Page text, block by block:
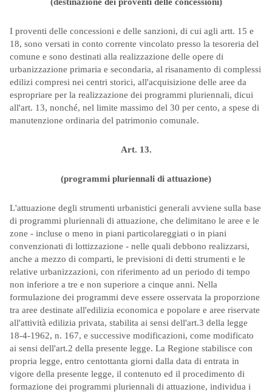
I proventi delle concessioni e delle sanzioni, di cui agli artt. 15 e
18, sono versati in conto corrente vincolato presso la tesoreria del
comune e sono destinati alla realizzazione delle opere di
urbanizzazione primaria e secondaria, al risanamento di complessi
edilizi compresi nei centri storici, all'acquisizione delle aree da
espropriare per la realizzazione dei programmi pluriennali, dicui
all'art. 13, nonché, nel limite massimo del 30 per cento, a spese di
manutenzione ordinaria del patrimonio comunale.
Art. 13.
(programmi pluriennali di attuazione)
L'attuazione degli strumenti urbanistici generali avviene sulla base
di programmi pluriennali di attuazione, che delimitano le aree e le
zone - incluse o meno in piani particolareggiati o in piani
convenzionati di lottizzazione - nelle quali debbono realizzarsi,
anche a mezzo di comparti, le previsioni di detti strumenti e le
relative urbanizzazioni, con riferimento ad un periodo di tempo
non inferiore a tre e non superiore a cinque anni. Nella
formulazione dei programmi deve essere osservata la proporzione
tra aree destinate all'edilizia economica e popolare e aree riservate
all'attività edilizia privata, stabilita ai sensi dell'art.3 della legge
18-4-1962, n. 167, e successive modificazioni, come modificato
ai sensi dell'art.2 della presente legge. La Regione stabilisce con
propria legge, entro centottanta giorni dalla data di entrata in
vigore della presente legge, il contenuto ed il procedimento di
formazione dei programmi pluriennali di attuazione, individua i